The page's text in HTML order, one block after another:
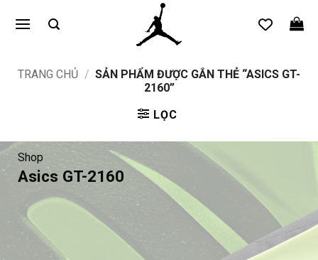
qua
TRANG CHỦ / SẢN PHẨM ĐƯỢC GẮN THẺ “ASICS GT-
2160”
LỌC
Shop
Asics GT-2160